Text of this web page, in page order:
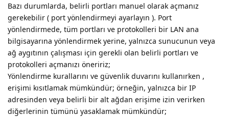
Bazı durumlarda, belirli portları manuel olarak açmanız
gerekebilir ( port yönlendirmeyi ayarlayın ). Port
yönlendirmede, tüm portları ve protokolleri bir LAN ana
bilgisayarına yönlendirmek yerine, yalnızca sunucunun veya
ağ aygıtının çalışması için gerekli olan belirli portları ve
protokolleri açmanızı öneririz;
Yönlendirme kurallarını ve güvenlik duvarını kullanırken ,
erişimi kısıtlamak mümkündür; örneğin, yalnızca bir IP
adresinden veya belirli bir alt ağdan erişime izin verirken
diğerlerinin tümünü yasaklamak mümkündür;